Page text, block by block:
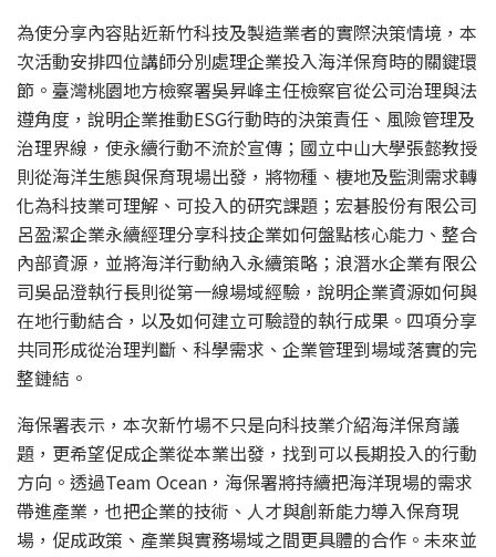
為使分享內容貼近新竹科技及製造業者的實際決策情境，本
次活動安排四位講師分別處理企業投入海洋保育時的關鍵環
節。臺灣桃園地方檢察署吳昇峰主任檢察官從公司治理與法
遵角度，說明企業推動ESG行動時的決策責任、風險管理及
治理界線，使永續行動不流於宣傳；國立中山大學張懿教授
則從海洋生態與保育現場出發，將物種、棲地及監測需求轉
化為科技業可理解、可投入的研究課題；宏碁股份有限公司
呂盈潔企業永續經理分享科技企業如何盤點核心能力、整合
內部資源，並將海洋行動納入永續策略；浪潛水企業有限公
司吳品澄執行長則從第一線場域經驗，說明企業資源如何與
在地行動結合，以及如何建立可驗證的執行成果。四項分享
共同形成從治理判斷、科學需求、企業管理到場域落實的完
整鏈結。
海保署表示，本次新竹場不只是向科技業介紹海洋保育議
題，更希望促成企業從本業出發，找到可以長期投入的行動
方向。透過Team Ocean，海保署將持續把海洋現場的需求
帶進產業，也把企業的技術、人才與創新能力導入保育現
場，促成政策、產業與實務場域之間更具體的合作。未來並